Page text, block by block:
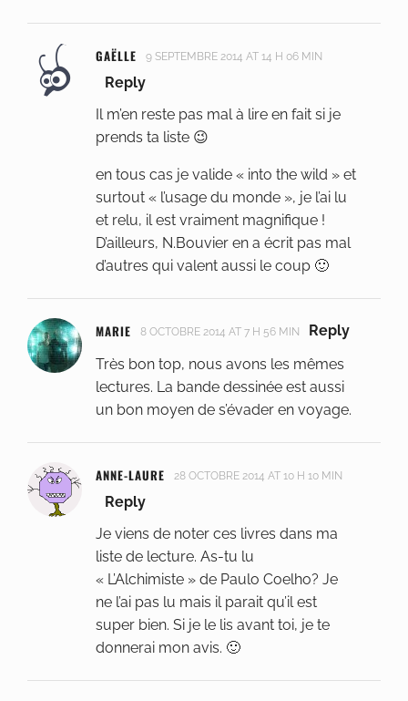
GAËLLE 9 SEPTEMBRE 2014 AT 14 H 06 MIN
Reply
Il m’en reste pas mal à lire en fait si je
prends ta liste 😉
en tous cas je valide « into the wild » et
surtout « l’usage du monde », je l’ai lu
et relu, il est vraiment magnifique !
D’ailleurs, N.Bouvier en a écrit pas mal
d’autres qui valent aussi le coup 🙂
MARIE 8 OCTOBRE 2014 AT 7 H 56 MIN
Reply
Très bon top, nous avons les mêmes
lectures. La bande dessinée est aussi
un bon moyen de s’évader en voyage.
ANNE-LAURE 28 OCTOBRE 2014 AT 10 H 10 MIN
Reply
Je viens de noter ces livres dans ma
liste de lecture. As-tu lu
« L’Alchimiste » de Paulo Coelho? Je
ne l’ai pas lu mais il parait qu’il est
super bien. Si je le lis avant toi, je te
donnerai mon avis. 🙂